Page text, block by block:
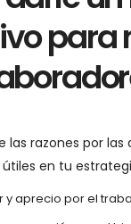
para
las razones por
en tu
y aprecio por el